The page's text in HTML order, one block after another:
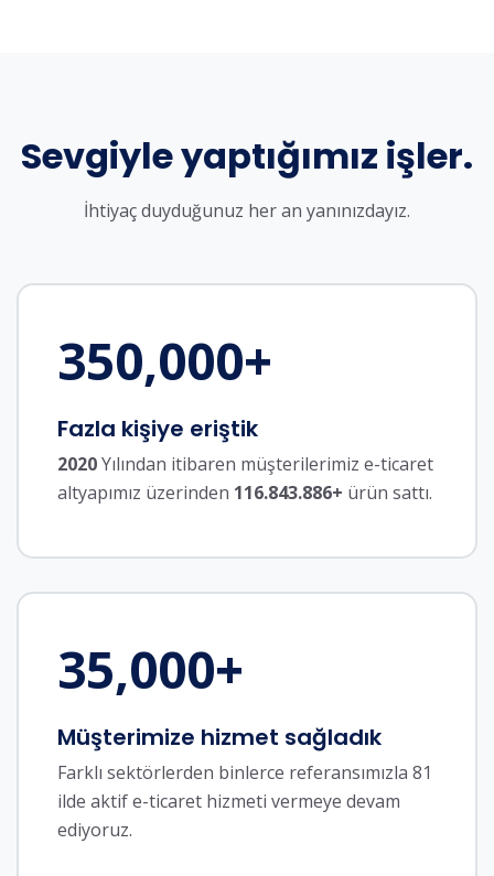
Sevgiyle yaptığımız işler.
İhtiyaç duyduğunuz her an yanınızdayız.
350,000+
Fazla kişiye eriştik
2020Yılından itibaren müşterilerimiz e-ticaret
altyapımız üzerinden 116.843.886+ ürün sattı.
35,000+
Müşterimize hizmet sağladık
Farklı sektörlerden binlerce referansımızla 81
ilde aktif e-ticaret hizmeti vermeye devam
ediyoruz.